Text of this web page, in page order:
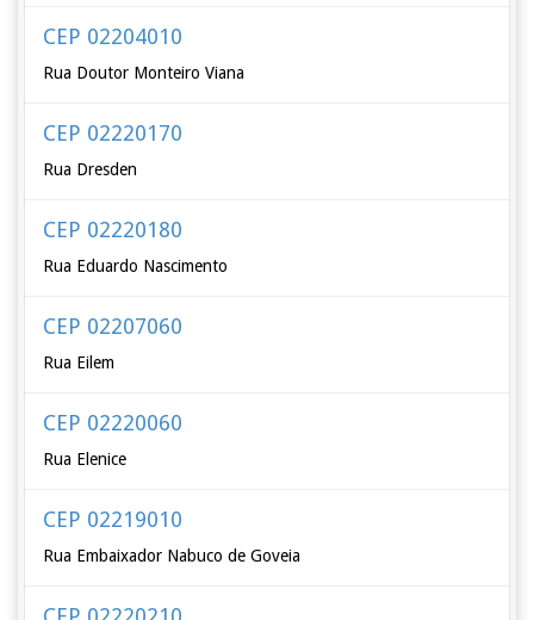
CEP 02204010
Rua Doutor Monteiro Viana
CEP 02220170
Rua Dresden
CEP 02220180
Rua Eduardo Nascimento
CEP 02207060
Rua Eilem
CEP 02220060
Rua Elenice
CEP 02219010
Rua Embaixador Nabuco de Goveia